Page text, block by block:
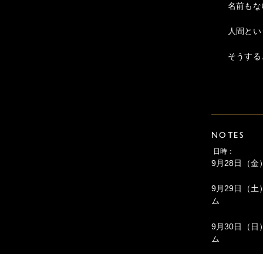
名前もな
人間という
そうすると
NOTES
日時：
9月28日（
9月29日（
ム
9月30日（
ム